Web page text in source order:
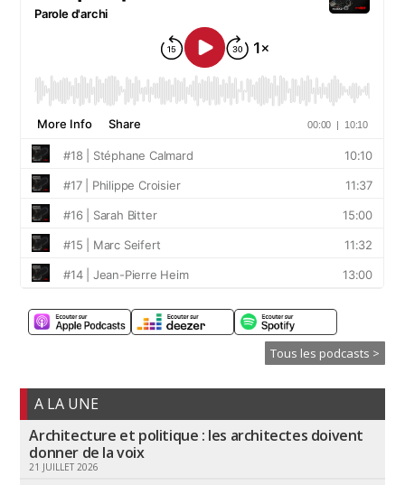
Tous les podcasts >
A LA UNE
Architecture et politique : les architectes doivent
donner de la voix
21 JUILLET 2026